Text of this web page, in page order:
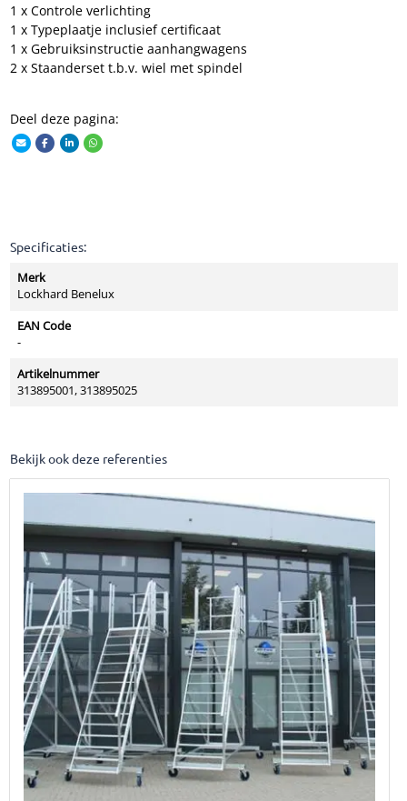
1 x Controle verlichting
1 x Typeplaatje inclusief certificaat
1 x Gebruiksinstructie aanhangwagens
2 x Staanderset t.b.v. wiel met spindel
Deel deze pagina:
Specificaties:
Merk
Lockhard Benelux
EAN Code
-
Artikelnummer
313895001, 313895025
Bekijk ook deze referenties